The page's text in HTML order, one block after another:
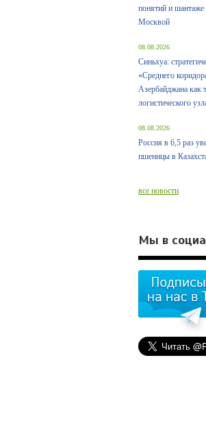
понятий и
Москвой
08.08.2026
Синьхуа:
«Среднего
Азербайджана как
логистического
08.08.2026
Россия в 6,5 раз
пшеницы в
все новости
Мы в